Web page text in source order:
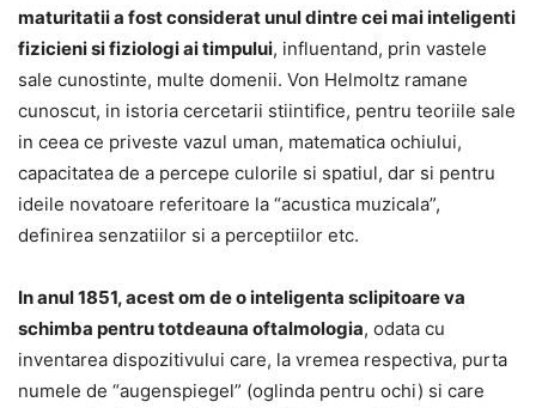
maturitatii a fost considerat unul dintre cei mai inteligenti
fizicieni si fiziologi ai timpului, influentand, prin vastele
sale cunostinte, multe domenii. Von Helmoltz ramane
cunoscut, in istoria cercetarii stiintifice, pentru teoriile sale
in ceea ce priveste vazul uman, matematica ochiului,
capacitatea de a percepe culorile si spatiul, dar si pentru
ideile novatoare referitoare la “acustica muzicala”,
definirea senzatiilor si a perceptiilor etc.
In anul 1851, acest om de o inteligenta sclipitoare va
schimba pentru totdeauna oftalmologia, odata cu
inventarea dispozitivului care, la vremea respectiva, purta
numele de “augenspiegel” (oglinda pentru ochi) si care